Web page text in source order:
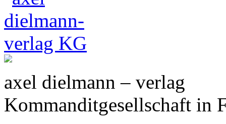
axel dielmann – verlag
Kommanditgesellschaft in